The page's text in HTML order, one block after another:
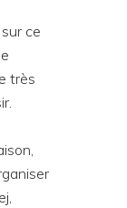
ce
très